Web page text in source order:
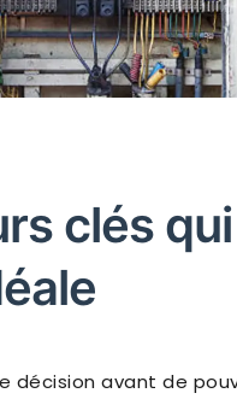
clés
décision avant de